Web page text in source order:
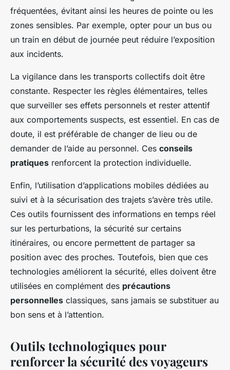
fréquentées, évitant ainsi les heures de pointe ou les
zones sensibles. Par exemple, opter pour un bus ou
un train en début de journée peut réduire l’exposition
aux incidents.
La vigilance dans les transports collectifs doit être
constante. Respecter les règles élémentaires, telles
que surveiller ses effets personnels et rester attentif
aux comportements suspects, est essentiel. En cas de
doute, il est préférable de changer de lieu ou de
demander de l’aide au personnel. Ces conseils
pratiques renforcent la protection individuelle.
Enfin, l’utilisation d’applications mobiles dédiées au
suivi et à la sécurisation des trajets s’avère très utile.
Ces outils fournissent des informations en temps réel
sur les perturbations, la sécurité sur certains
itinéraires, ou encore permettent de partager sa
position avec des proches. Toutefois, bien que ces
technologies améliorent la sécurité, elles doivent être
utilisées en complément des précautions
personnelles classiques, sans jamais se substituer au
bon sens et à l’attention.
Outils technologiques pour
renforcer la sécurité des voyageurs